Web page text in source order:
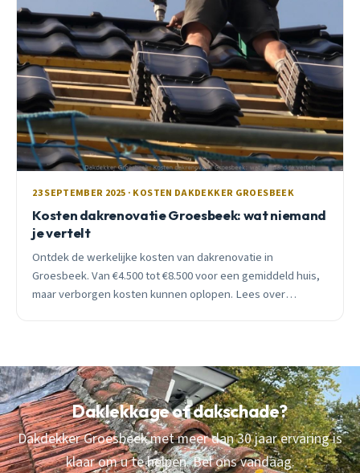
23 SEPTEMBER 2025 · KOSTEN DAKDEKKER GROESBEEK
Kosten dakrenovatie Groesbeek: wat niemand
je vertelt
Ontdek de werkelijke kosten van dakrenovatie in
Groesbeek. Van €4.500 tot €8.500 voor een gemiddeld huis,
maar verborgen kosten kunnen oplopen. Lees over
Daklekkage of dakschade?
Dakdekker Groesbeek met meer dan 30 jaar ervaring is
klaar om u te helpen. Bel ons vandaag.